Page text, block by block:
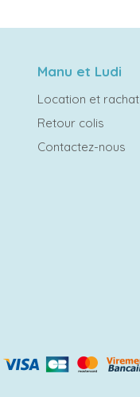
Manu et Ludi
Location et rachat
Retour colis
Contactez-nous